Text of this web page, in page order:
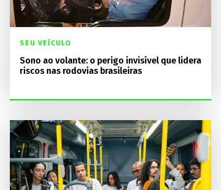
SEU VEÍCULO
Sono ao volante: o perigo invisível que lidera
riscos nas rodovias brasileiras